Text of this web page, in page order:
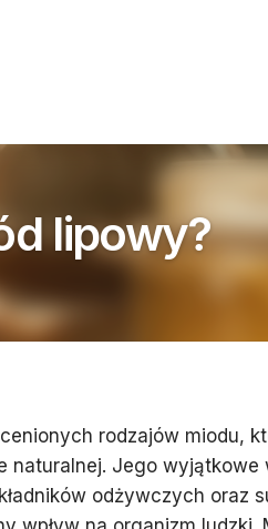
lipowy?
rodzajów miodu,
Jego wyjątkowe
odżywczych oraz